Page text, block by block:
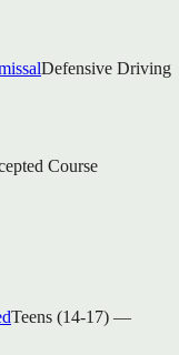
Defensive Driving
Course
Teens (14-17) —